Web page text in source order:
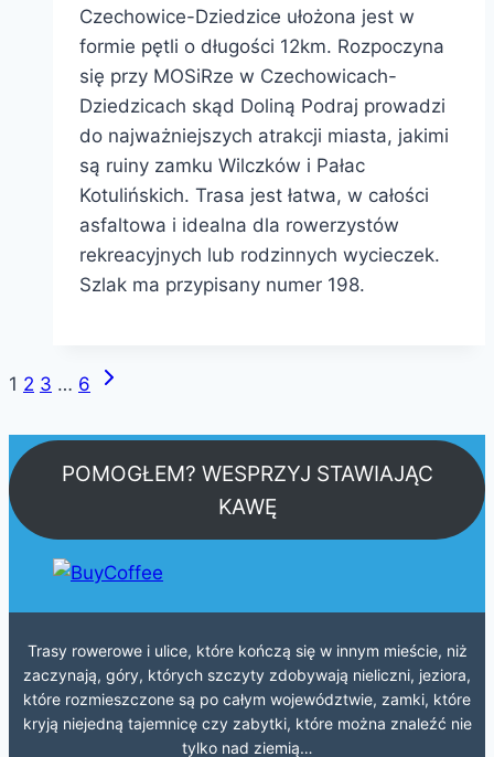
Czechowice-Dziedzice ułożona jest w
formie pętli o długości 12km. Rozpoczyna
się przy MOSiRze w Czechowicach-
Dziedzicach skąd Doliną Podraj prowadzi
do najważniejszych atrakcji miasta, jakimi
są ruiny zamku Wilczków i Pałac
Kotulińskich. Trasa jest łatwa, w całości
asfaltowa i idealna dla rowerzystów
rekreacyjnych lub rodzinnych wycieczek.
Szlak ma przypisany numer 198.
Nawigacja
strony
1 2 3 … 6
Następna
POMOGŁEM? WESPRZYJ STAWIAJĄC
KAWĘ
Trasy rowerowe i ulice, które kończą się w innym mieście, niż
zaczynają, góry, których szczyty zdobywają nieliczni, jeziora,
które rozmieszczone są po całym województwie, zamki, które
kryją niejedną tajemnicę czy zabytki, które można znaleźć nie
tylko nad ziemią…